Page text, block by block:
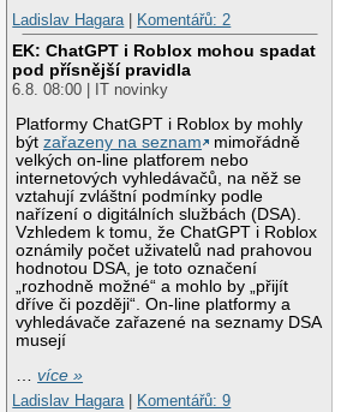
Ladislav Hagara
Komentářů: 2
EK: ChatGPT i Roblox mohou spadat
pod přísnější pravidla
6.8. 08:00 | IT novinky
Platformy ChatGPT i Roblox by mohly
býtzařazeny na seznam
mimořádně
velkých on-line platforem nebo
internetových vyhledávačů, na něž se
vztahují zvláštní podmínky podle
nařízení o digitálních službách (DSA).
Vzhledem k tomu, že ChatGPT i Roblox
oznámily počet uživatelů nad prahovou
hodnotou DSA, je toto označení
„rozhodně možné“ a mohlo by „přijít
dříve či později“. On-line platformy a
vyhledávače zařazené na seznamy DSA
musejí
…více »
Ladislav Hagara| Komentářů: 9